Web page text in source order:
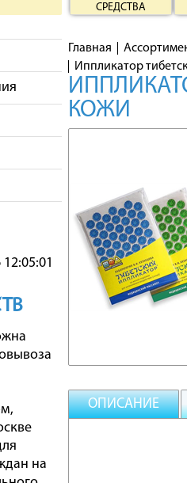
СРЕДСТВА
на
Главная
Иппликатор
КОЖИ
ОПИСАНИЕ